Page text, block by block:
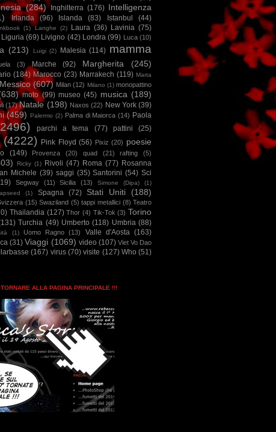
(284) Inghilterra (176) Intelligenza
Irlanda (96) Islanda (83) Istanbul (44)
(1) Langhe (2) Laura (36) Lavinia (75)
Liguria (69) Livigno (42) Londra (99) Luca (10)
(213) Luigi (2) Malesia (114) mamma
(3) Marche (92) Margherita (245)
(184) Marocco (23) Marrakech (119) Marta
Messico (607) Milan (12) Milano (1) monopattino
moto (99) museo (45) musica (189)
(17) Natale (198) Naxos (22) New York (39)
(459) Palermo (2) Palma di Maiorca (14) Paola
parchi a tema (77) pattini (25)
(4222) Pink Floyd (56) Pixiz (20) poesie
(149) Provenza (20) quad (21) rafting (5)
Ricky (1) Rivoli (47) Roma (77) Rosanna
Michele (39) saggi (35) Santorini (54) Sci
Segway (11) Sicilia (13) Simone (Dipa) (1)
(1) Spagna (72) Stati Uniti (188)
(15) Swaziland (5) tappi metallici (8) Teatro
Thailandia (127) Thor (4) Tik-Tok (3) Torino
Turchia (49) Umberto (118) Umbria (88)
(1) Uomo Ragno (13) Valle d'Aosta (163)
(31) Viaggi (1069) video (107) Viet Vo Dao
(167) virus (70) visite (127) Who (51)
TORNARE ALLA PAGINA PRINCIPALE !!!